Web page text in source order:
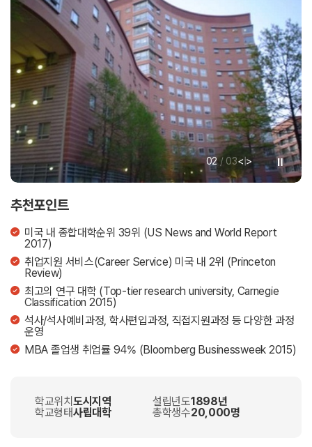
02/ 03< >
추천포인트
미국 내 종합대학순위 39위 (US News and World Report
2017)
취업지원 서비스(Career Service) 미국 내 2위 (Princeton
Review)
최고의 연구 대학 (Top-tier research university, Carnegie
Classification 2015)
석사/석사예비과정, 학사편입과정, 직접지원과정 등 다양한 과정
운영
MBA 졸업생 취업률 94% (Bloomberg Businessweek 2015)
학교위치 도시지역 설립년도1898년
학교형태사립대학 총학생수20,000명